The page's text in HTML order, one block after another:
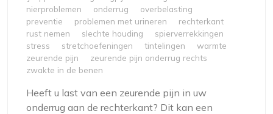
nierproblemen
onderrug
overbelasting
preventie
problemen met urineren
rechterkant
rust nemen
slechte houding
spierverrekkingen
stress
stretchoefeningen tintelingen
warmte
zeurende pijn
zeurende pijn onderrug rechts
zwakte in de benen
Heeft u last van een zeurende pijn in uw
onderrug aan de rechterkant? Dit kan een